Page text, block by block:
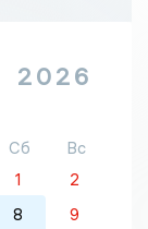
2026
Сб
Вс
1
2
8
9